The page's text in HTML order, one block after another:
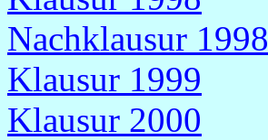
Nachklausur 1998
Klausur 1999
Klausur 2000